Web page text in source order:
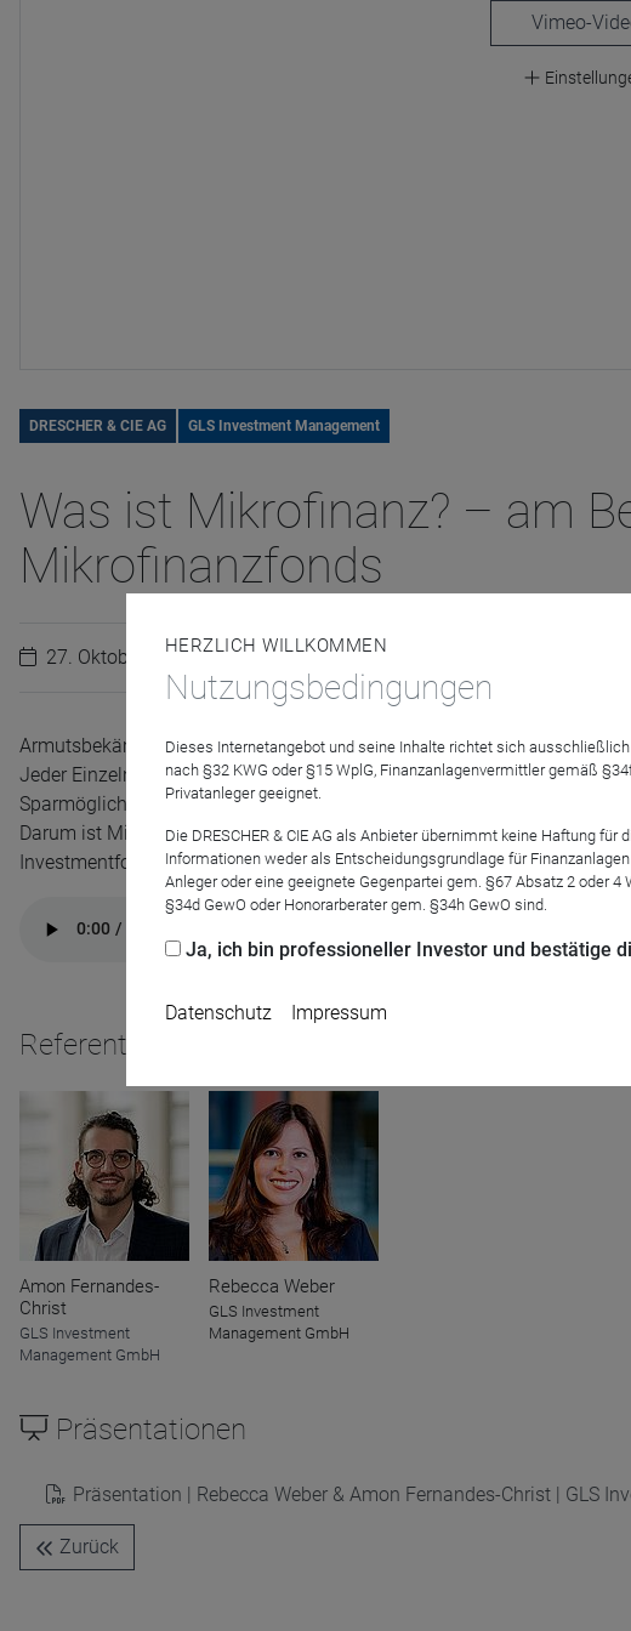
DRESCHER & CIE AG GLS Investment Management
Was ist Mikrofinanz? – am
Mikrofinanzfonds
27. Oktober 2021
Armutsbekämpfung und Emanzipation waren die ursprünglichen
Jeder Einzelne soll Zugang zu den gängigen Bankdienstleistungen
Sparmöglichkeiten, Versicherungen und eine faire und verlässliche
Darum ist Mikrofinanz heute ein vielfältiges Instrument. Obwohl es
Investmentformen ein Nischenangebot.
Referenten
Amon Fernandes-
Christ
GLS Investment
Management GmbH
Rebecca Weber
GLS Investment
Management GmbH
Präsentationen
Präsentation | Rebecca Weber & Amon Fernandes-Christ | GLS
Zurück
HERZLICH WILLKOMMEN
Nutzungsbedingungen
Dieses Internetangebot und seine Inhalte richtet sich
nach §32 KWG oder §15 WplG, Finanzanlagenvermittler gemäß
Privatanleger geeignet.
Die DRESCHER & CIE AG als Anbieter übernimmt keine Haftung
Informationen weder als Entscheidungsgrundlage für
Anleger oder eine geeignete Gegenpartei gem. §67 Absatz 2 oder
§34d GewO oder Honorarberater gem. §34h GewO sind.
Ja, ich bin professioneller Investor und bestätige
Datenschutz Impressum
Anbieter
D&C
Zweck
Ablauf
1 Jahr